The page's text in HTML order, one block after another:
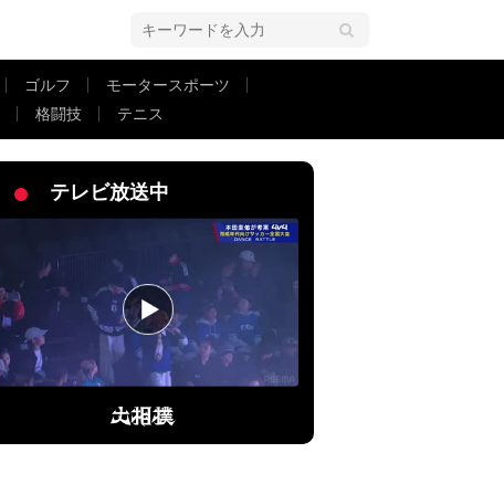
ゴルフ
モータースポーツ
格闘技 テニス
テレビ放送中